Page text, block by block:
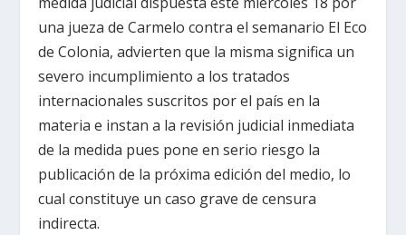
una jueza de Carmelo contra el semanario El Eco
de Colonia, advierten que la misma significa un
severo incumplimiento a los tratados
internacionales suscritos por el país en la
materia e instan a la revisión judicial inmediata
de la medida pues pone en serio riesgo la
publicación de la próxima edición del medio, lo
cual constituye un caso grave de censura
indirecta.